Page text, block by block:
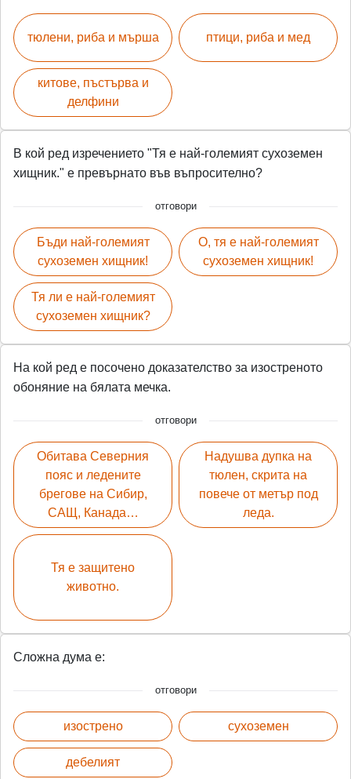
тюлени, риба и мърша
китове, пъстърва и
делфини
птици, риба и мед
В кой ред изречението "Тя е най-големият сухоземен
хищник." е превърнато във въпросително?
отговори
Бъди най-големият
сухоземен хищник!
Тя ли е най-големият
сухоземен хищник?
О, тя е най-големият
сухоземен хищник!
На кой ред е посочено доказателство за изостреното
обоняние на бялата мечка.
отговори
Обитава Северния
пояс и ледените
брегове на Сибир,
САЩ, Канада…
Тя е защитено
животно.
Надушва дупка на
тюлен, скрита на
повече от метър под
леда.
Сложна дума е:
отговори
изострено
дебелият
сухоземен